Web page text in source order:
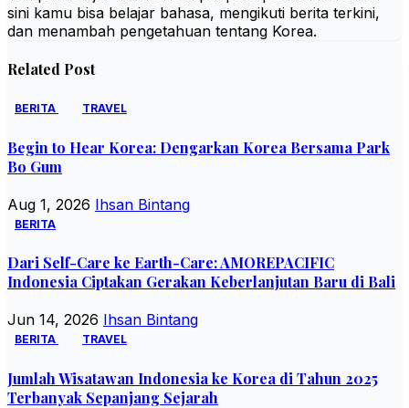
sini kamu bisa belajar bahasa, mengikuti berita terkini,
dan menambah pengetahuan tentang Korea.
Related Post
BERITA TRAVEL
Begin to Hear Korea: Dengarkan Korea Bersama Park
Bo Gum
Aug 1, 2026 Ihsan Bintang
BERITA
Dari Self-Care ke Earth-Care: AMOREPACIFIC
Indonesia Ciptakan Gerakan Keberlanjutan Baru di Bali
Jun 14, 2026 Ihsan Bintang
BERITA TRAVEL
Jumlah Wisatawan Indonesia ke Korea di Tahun 2025
Terbanyak Sepanjang Sejarah